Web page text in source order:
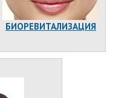
БИОРЕВИТАЛИЗАЦИЯ